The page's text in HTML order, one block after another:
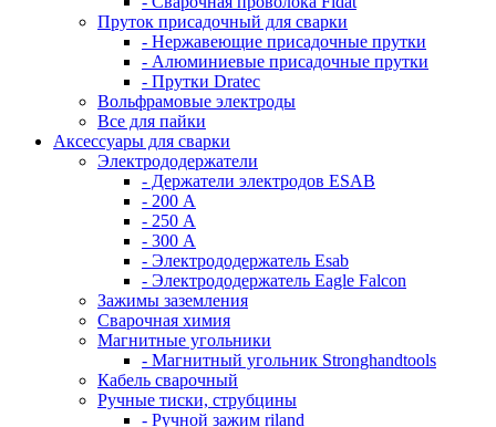
Пруток присадочный для сварки
- Нержавеющие присадочные прутки
- Алюминиевые присадочные прутки
- Прутки Dratec
Вольфрамовые электроды
Все для пайки
Аксессуары для сварки
Электрододержатели
- Держатели электродов ESAB
- 200 А
- 250 А
- 300 А
- Электрододержатель Esab
- Электрододержатель Eagle Falcon
Зажимы заземления
Сварочная химия
Магнитные угольники
- Магнитный угольник Stronghandtools
Кабель сварочный
Ручные тиски, струбцины
- Ручной зажим riland